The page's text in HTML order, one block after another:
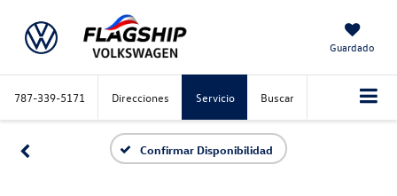
Guardado
787-339-5171 Direcciones Servicio Buscar
Confirmar Disponibilidad